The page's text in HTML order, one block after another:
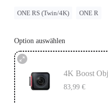
ONE RS (Twin/4K) ONE R
Option auswählen
4K Boost
83,99 €